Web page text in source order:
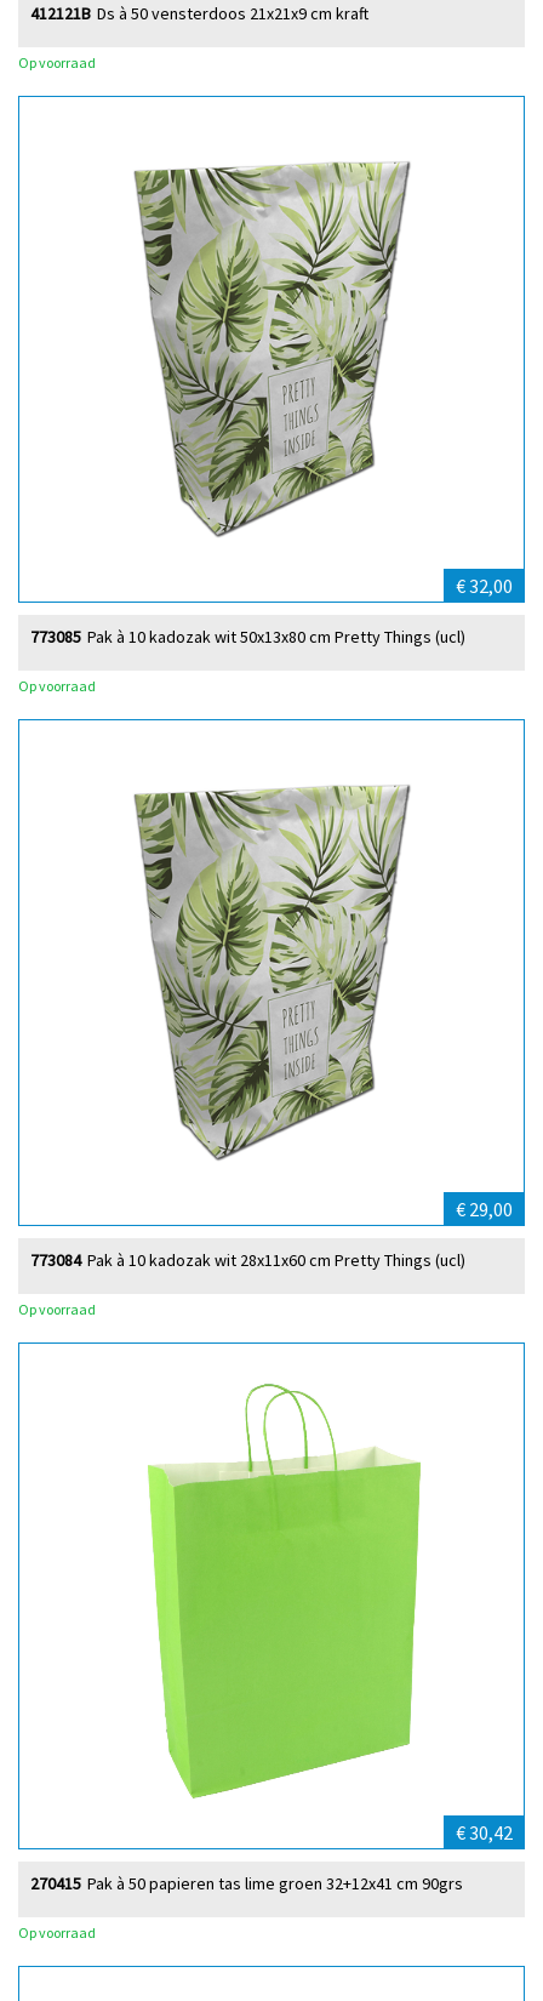
Ds à 50 vensterdoos 21x21x9 cm kraft
412121B
Op voorraad
€ 32,00
Pak à 10 kadozak wit 50x13x80 cm Pretty Things (ucl)
773085
Op voorraad
€ 29,00
Pak à 10 kadozak wit 28x11x60 cm Pretty Things (ucl)
773084
Op voorraad
€ 30,42
Pak à 50 papieren tas lime groen 32+12x41 cm 90grs
270415
Op voorraad